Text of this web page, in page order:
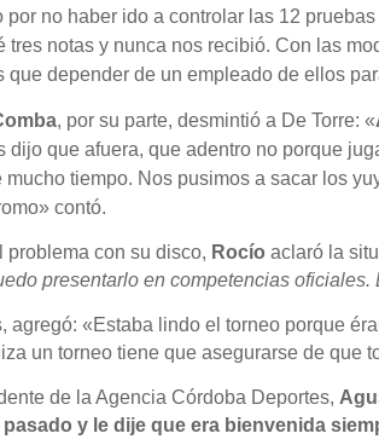
por no haber ido a controlar las 12
tres notas y nunca nos recibió. Con las
que depender de un empleado de ellos
, por su parte, desmintió a De Torre: «
dijo que afuera, que adentro no porque
mucho tiempo. Nos pusimos a sacar los
contó.
problema con su disco, Rocíoaclaró la
presentarlo en competencias
agregó: «Estaba lindo el torneo porque
un torneo tiene que asegurarse de que
de la Agencia Córdoba Deportes,
y le dije que era bienvenida